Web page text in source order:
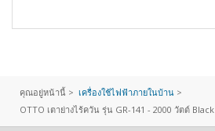
คุณอยู่หน้านี้ > เครื่องใช้ไฟฟ้าภายในบ้าน >
OTTO เตาย่างไร้ควัน รุ่น GR-141 - 2000 วัตต์ Black